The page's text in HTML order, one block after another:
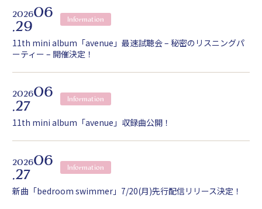
202606
.29
Information
11th mini album「avenue」最速試聴会 – 秘密のリスニングパ
ーティー – 開催決定！
202606
.27
Information
11th mini album「avenue」収録曲公開！
202606
.27
Information
新曲「bedroom swimmer」7/20(月)先行配信リリース決定！